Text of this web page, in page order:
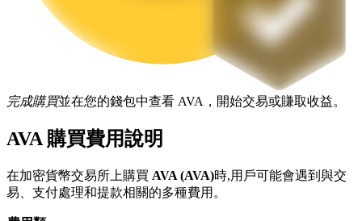
Launchpool
活期質押獲得熱門資產
完成購買並在您的錢包中查看 AVA，開始交易或賺取收益。
AVA 購買費用說明
在加密貨幣交易所上購買 AVA (AVA)時,用戶可能會遇到與交
易、支付處理和提款相關的多種費用。